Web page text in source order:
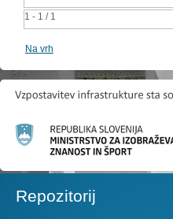
1 - 1 / 1
Na vrh
Repozitorij